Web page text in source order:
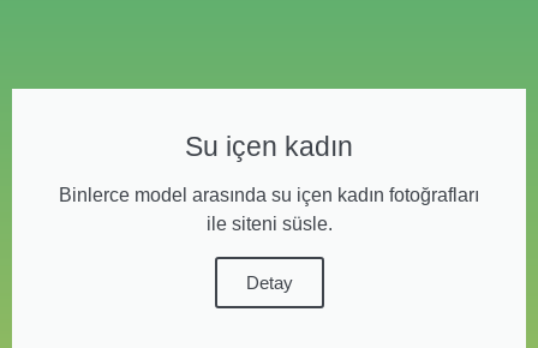
Su içen kadın
Binlerce model arasında su içen kadın fotoğrafları
ile siteni süsle.
Detay